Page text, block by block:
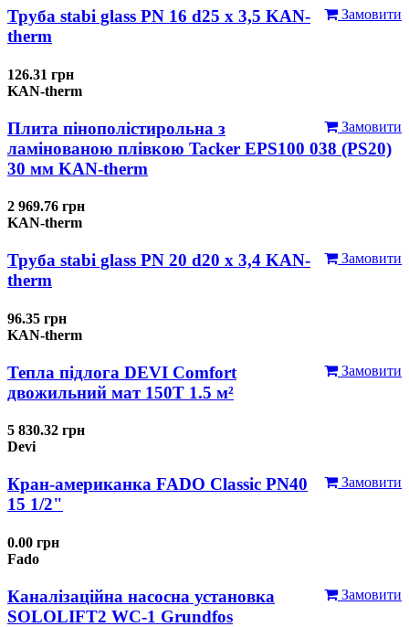
Замовити
Труба stabi glass PN 16 d25 х 3,5 KAN-
therm
126.31 грн
KAN-therm
Замовити
Плита пінополістирольна з
ламінованою плівкою Tacker EPS100 038 (PS20)
30 мм KAN-therm
2 969.76 грн
KAN-therm
Замовити
Труба stabi glass PN 20 d20 х 3,4 KAN-
therm
96.35 грн
KAN-therm
Замовити
Тепла підлога DEVI Comfort
двожильний мат 150T 1.5 м²
5 830.32 грн
Devi
Замовити
Кран-американка FADO Classic PN40
15 1/2"
0.00 грн
Fado
Замовити
Каналізаційна насосна установка
SOLOLIFT2 WC-1 Grundfos